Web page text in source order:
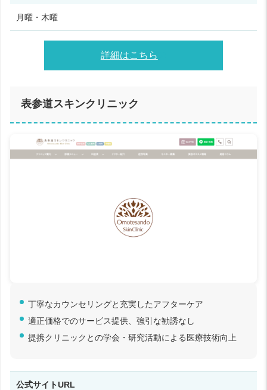
月曜・木曜
詳細はこちら
表参道スキンクリニック
丁寧なカウンセリングと充実したアフターケア
適正価格でのサービス提供、強引な勧誘なし
提携クリニックとの学会・研究活動による医療技術向上
公式サイトURL